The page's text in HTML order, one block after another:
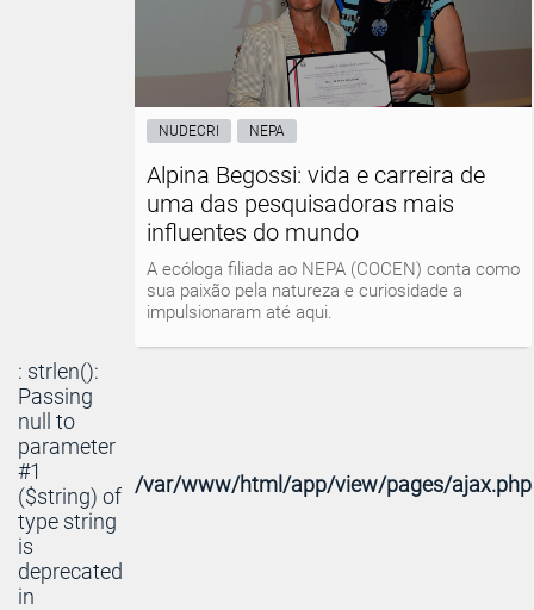
NUDECRI NEPA
Alpina Begossi: vida e carreira de
uma das pesquisadoras mais
influentes do mundo
A ecóloga filiada ao NEPA (COCEN) conta como
sua paixão pela natureza e curiosidade a
impulsionaram até aqui.
: strlen():
Passing
null to
parameter
#1
($string) of
type string
is
deprecated
in
/var/www/html/app/view/pages/ajax.php